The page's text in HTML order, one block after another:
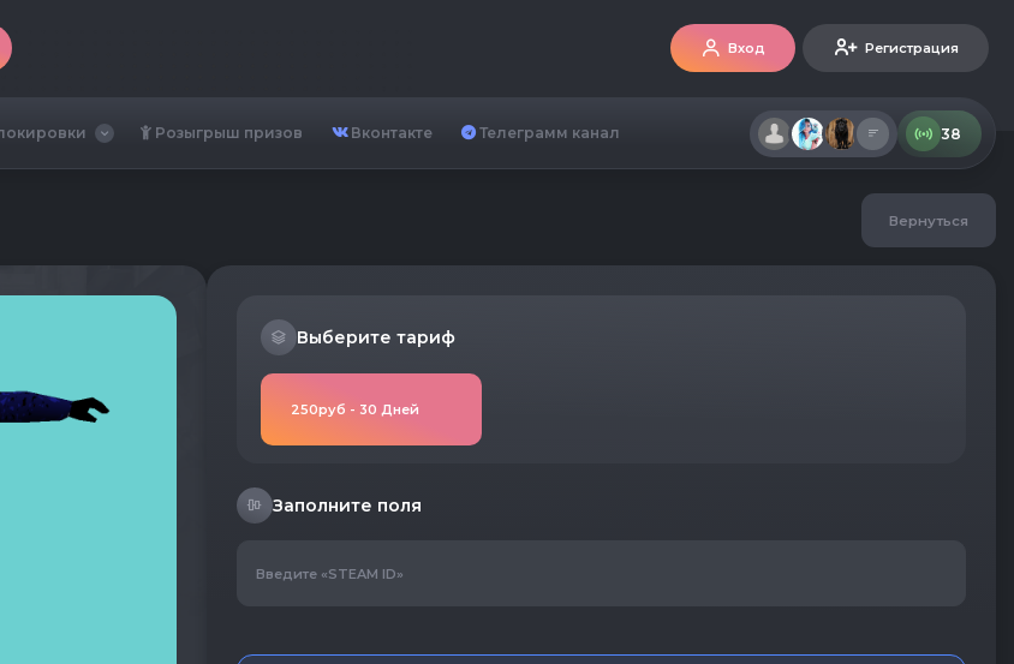
Вход Регистрация
Розыгрыш призов Вконтакте Телеграмм канал 38
Вернуться
Выберите тариф
250руб - 30 Дней
Заполните поля